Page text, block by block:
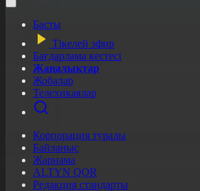
Басты
Тікелей эфир
Бағдарлама кестесі
Жаңалықтар
Жобалар
Телехикаялар
Корпорация туралы
Байланыс
Жарнама
ALTYN QOR
Редакция стандарты